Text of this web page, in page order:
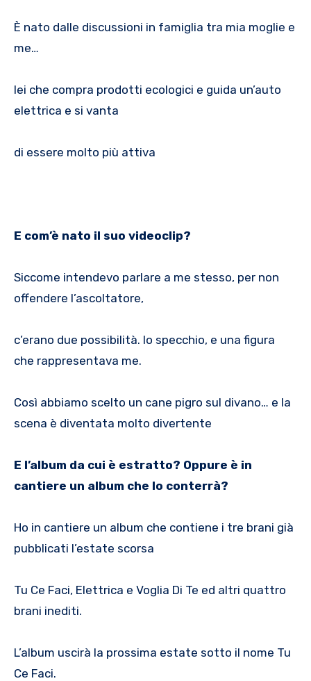
È nato dalle discussioni in famiglia tra mia moglie e
me…
lei che compra prodotti ecologici e guida un’auto
elettrica e si vanta
di essere molto più attiva
E com’è nato il suo videoclip?
Siccome intendevo parlare a me stesso, per non
offendere l’ascoltatore,
c’erano due possibilità. Io specchio, e una figura
che rappresentava me.
Così abbiamo scelto un cane pigro sul divano… e la
scena è diventata molto divertente
E l’album da cui è estratto? Oppure è in
cantiere un album che lo conterrà?
Ho in cantiere un album che contiene i tre brani già
pubblicati l’estate scorsa
Tu Ce Faci, Elettrica e Voglia Di Te ed altri quattro
brani inediti.
L’album uscirà la prossima estate sotto il nome Tu
Ce Faci.